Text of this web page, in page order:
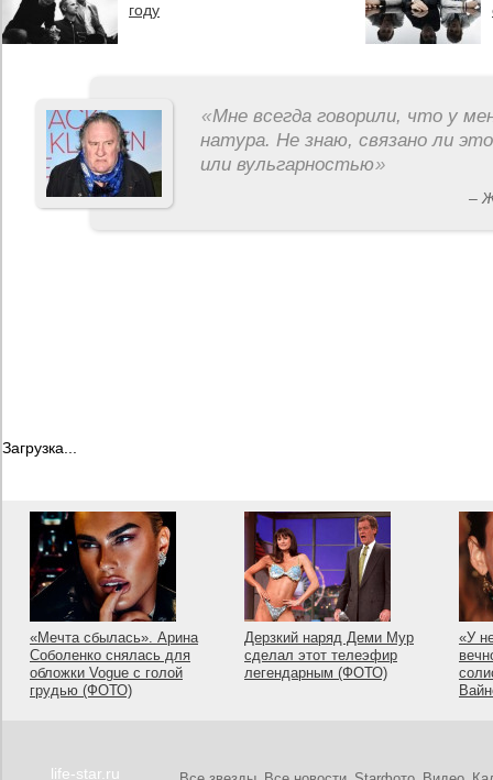
году
«Мне всегда говорили, что у
натура. Не знаю, связано ли
или вульгарностью»
–
Загрузка...
«Мечта сбылась». Арина
Соболенко снялась для
обложки Vogue с голой
грудью (ФОТО)
Дерзкий наряд Деми Мур
сделал этот телеэфир
легендарным (ФОТО)
«У
life-star.ru